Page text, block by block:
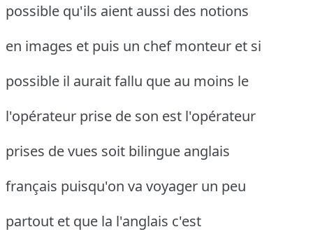
possible qu'ils aient aussi des notions
en images et puis un chef monteur et si
possible il aurait fallu que au moins le
l'opérateur prise de son est l'opérateur
prises de vues soit bilingue anglais
français puisqu'on va voyager un peu
partout et que la l'anglais c'est